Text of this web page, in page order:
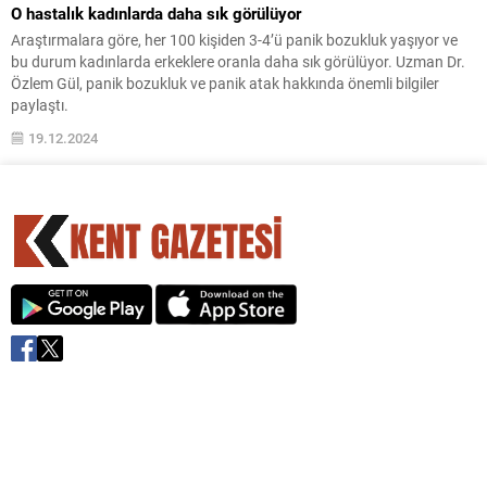
O hastalık kadınlarda daha sık görülüyor
Araştırmalara göre, her 100 kişiden 3-4’ü panik bozukluk yaşıyor ve
bu durum kadınlarda erkeklere oranla daha sık görülüyor. Uzman Dr.
Özlem Gül, panik bozukluk ve panik atak hakkında önemli bilgiler
paylaştı.
19.12.2024